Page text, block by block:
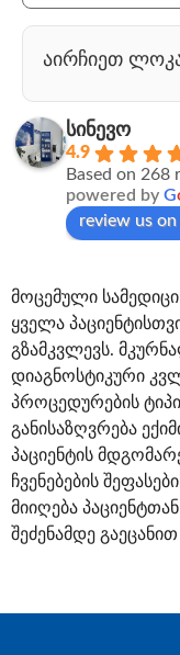
აირჩიეთ
სინევო
4.9
Based on 268
powered by G
review us on
მოცემული
ყველა
გზამკვლევს.
დიაგნოსტიკური
პროცედურების
განისაზღვრება
პაციენტის
ჩვენებების
მიიღება
შეძენამდე